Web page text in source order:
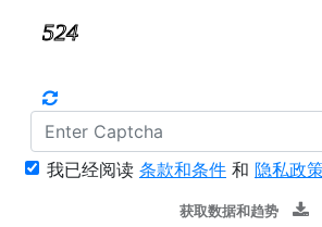
我已经阅读 条款和条件 和 隐私政
获取数据和趋势